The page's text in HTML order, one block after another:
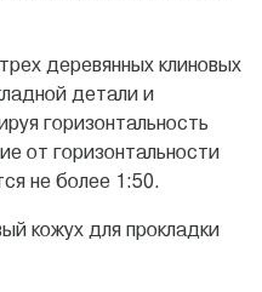
деревянных клиновых
детали и
горизонтальность
от горизонтальности
не более 1:50.
кожух для прокладки